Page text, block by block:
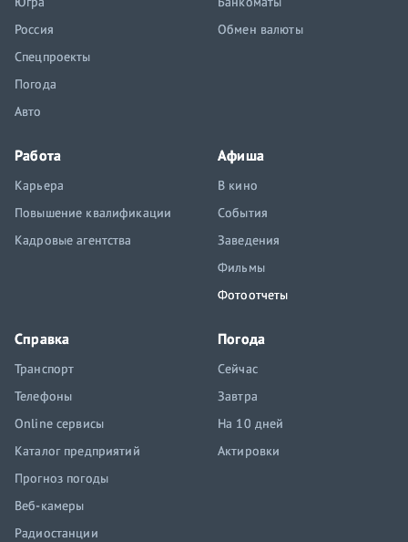
Россия
Спецпроекты
Погода
Авто
Обмен валюты
Работа
Карьера
Повышение квалификации
Кадровые агентства
Афиша
В кино
События
Заведения
Фильмы
Фотоотчеты
Справка
Транспорт
Телефоны
Online сервисы
Каталог предприятий
Прогноз погоды
Веб-камеры
Радиостанции
Погода
Сейчас
Завтра
На 10 дней
Актировки